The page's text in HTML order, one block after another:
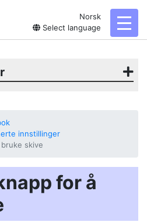
Norsk
Select language
innstillinger
skive
for å